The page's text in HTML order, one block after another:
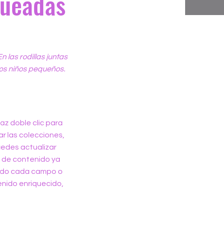
las rodillas juntas
niños pequeños.
doble clic para
las colecciones,
actualizar
de contenido ya
cada campo o
enriquecido,